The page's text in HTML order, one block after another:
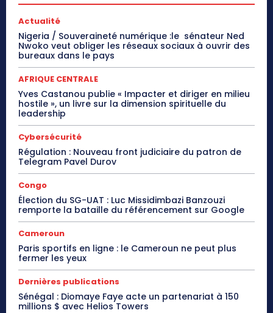
Actualité
Nigeria / Souveraineté numérique :le sénateur Ned
Nwoko veut obliger les réseaux sociaux à ouvrir des
bureaux dans le pays
AFRIQUE CENTRALE
Yves Castanou publie « Impacter et diriger en milieu
hostile », un livre sur la dimension spirituelle du
leadership
Cybersécurité
Régulation : Nouveau front judiciaire du patron de
Telegram Pavel Durov
Congo
Élection du SG-UAT : Luc Missidimbazi Banzouzi
remporte la bataille du référencement sur Google
Cameroun
Paris sportifs en ligne : le Cameroun ne peut plus
fermer les yeux
Dernières publications
Sénégal : Diomaye Faye acte un partenariat à 150
millions $ avec Helios Towers